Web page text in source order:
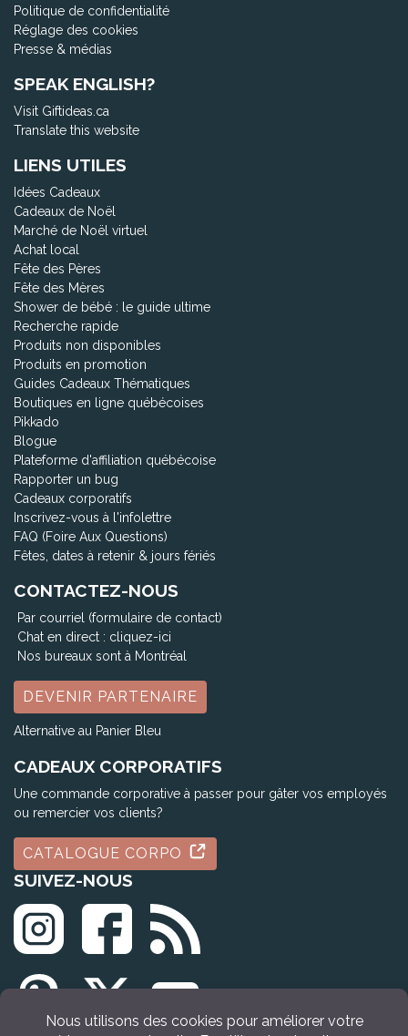
Politique de confidentialité
Réglage des cookies
Presse & médias
SPEAK ENGLISH?
Visit Giftideas.ca
Translate this website
LIENS UTILES
Idées Cadeaux
Cadeaux de Noël
Marché de Noël virtuel
Achat local
Fête des Pères
Fête des Mères
Shower de bébé : le guide ultime
Recherche rapide
Produits non disponibles
Produits en promotion
Guides Cadeaux Thématiques
Boutiques en ligne québécoises
Pikkado
Blogue
Plateforme d'affiliation québécoise
Rapporter un bug
Cadeaux corporatifs
Inscrivez-vous à l'infolettre
FAQ (Foire Aux Questions)
Fêtes, dates à retenir & jours fériés
CONTACTEZ-NOUS
Par courriel (formulaire de contact)
Chat en direct : cliquez-ici
Nos bureaux sont à Montréal
DEVENIR PARTENAIRE
Alternative au Panier Bleu
CADEAUX CORPORATIFS
Une commande corporative à passer pour gâter vos employés
ou remercier vos clients?
CATALOGUE CORPO
SUIVEZ-NOUS